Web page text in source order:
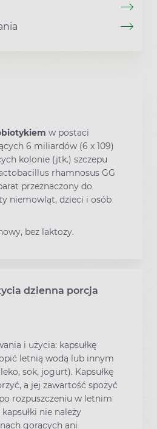
w postaci
6 miliardów (6 x 109)
kolonie (jtk.) szczepu
rhamnosus GG
przeznaczony do
niemowląt, dzieci i osób
bez laktozy.
dzienna porcja
i użycia: kapsułkę
letnią wodą lub innym
sok, jogurt). Kapsułkę
a jej zawartość spożyć
rozpuszczeniu w letnim
nie należy
gorących ani